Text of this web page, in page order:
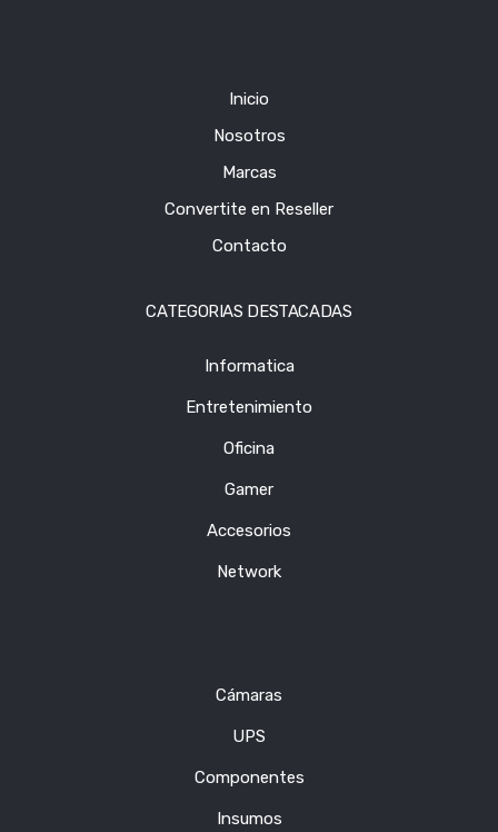
Inicio
Nosotros
Marcas
Convertite en Reseller
Contacto
CATEGORIAS DESTACADAS
Informatica
Entretenimiento
Oficina
Gamer
Accesorios
Network
Cámaras
UPS
Componentes
Insumos